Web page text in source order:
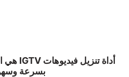
بسرعة